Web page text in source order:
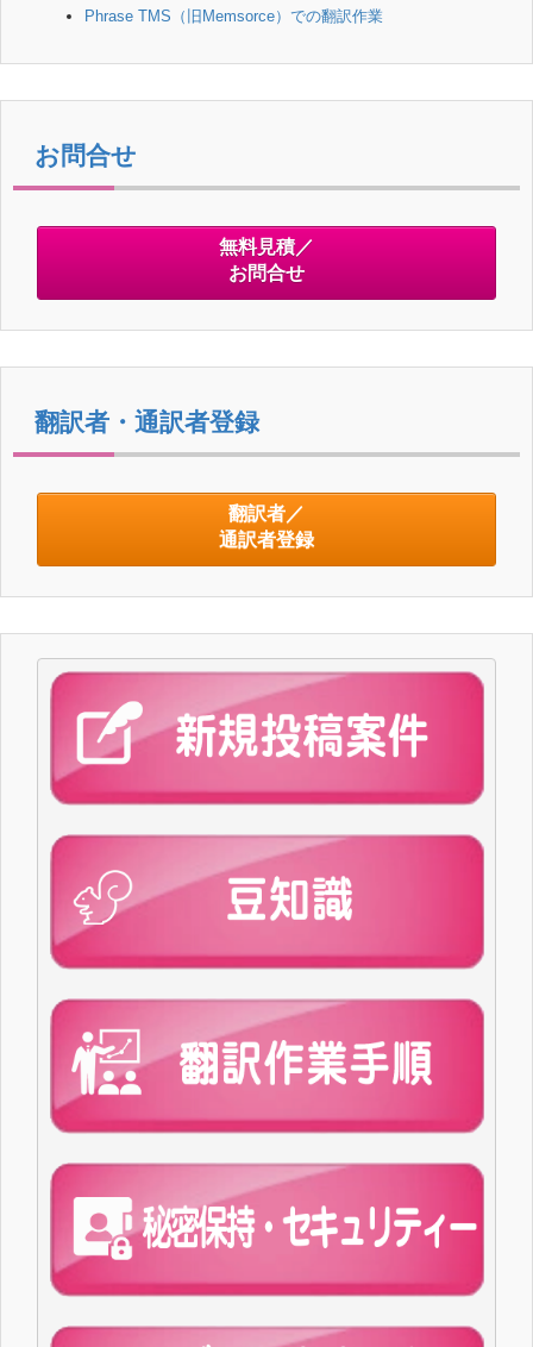
Phrase TMS（旧Memsorce）での翻訳作業
お問合せ
無料見積／
お問合せ
翻訳者・通訳者登録
翻訳者／
通訳者登録